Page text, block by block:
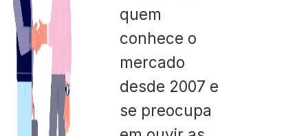
quem
conhece o
mercado
desde 2007 e
se preocupa